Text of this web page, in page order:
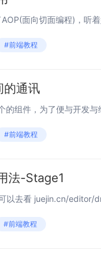
#前端教程
的通讯
#前端教程
法-Stage1
#前端教程